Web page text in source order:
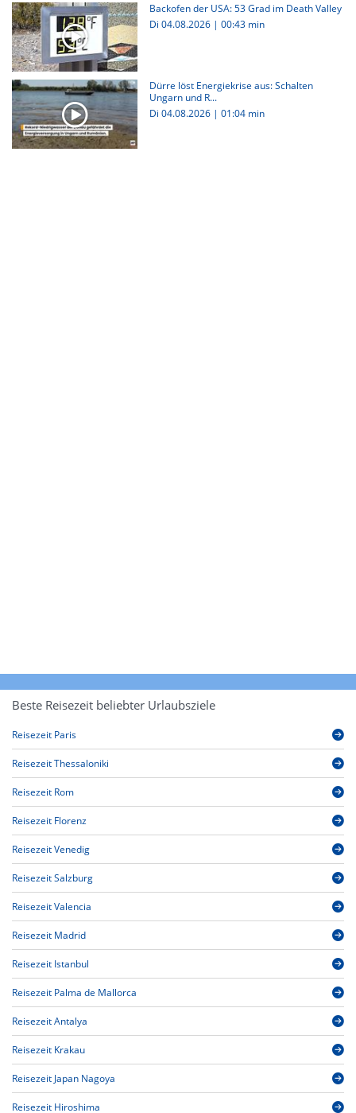
Backofen der USA: 53 Grad im Death Valley
Di 04.08.2026 | 00:43 min
Dürre löst Energiekrise aus: Schalten
Ungarn und R...
Di 04.08.2026 | 01:04 min
Beste Reisezeit beliebter Urlaubsziele
Reisezeit Paris
Reisezeit Thessaloniki
Reisezeit Rom
Reisezeit Florenz
Reisezeit Venedig
Reisezeit Salzburg
Reisezeit Valencia
Reisezeit Madrid
Reisezeit Istanbul
Reisezeit Palma de Mallorca
Reisezeit Antalya
Reisezeit Krakau
Reisezeit Japan Nagoya
Reisezeit Hiroshima